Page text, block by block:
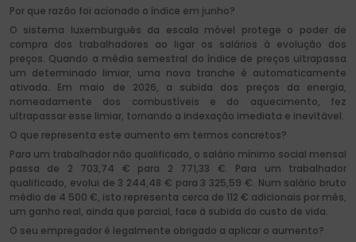
Por que razão foi acionado o índice em junho?
O sistema luxemburguês da escala móvel protege o poder de
compra dos trabalhadores ao ligar os salários à evolução dos
preços. Quando a média semestral do índice de preços ultrapassa
um determinado limiar, uma nova tranche é automaticamente
ativada. Em maio de 2026, a subida dos preços da energia,
nomeadamente dos combustíveis e do aquecimento, fez
ultrapassar esse limiar, tornando a indexação imediata e inevitável.
O que representa este aumento em termos concretos?
Para um trabalhador não qualificado, o salário mínimo social mensal
passa de 2 703,74 € para 2 771,33 €. Para um trabalhador
qualificado, evolui de 3 244,48 € para 3 325,59 €. Num salário bruto
médio de 4 500 €, isto representa cerca de 112 € adicionais por mês,
um ganho real, ainda que parcial, face à subida do custo de vida.
O seu empregador é legalmente obrigado a aplicar o aumento?